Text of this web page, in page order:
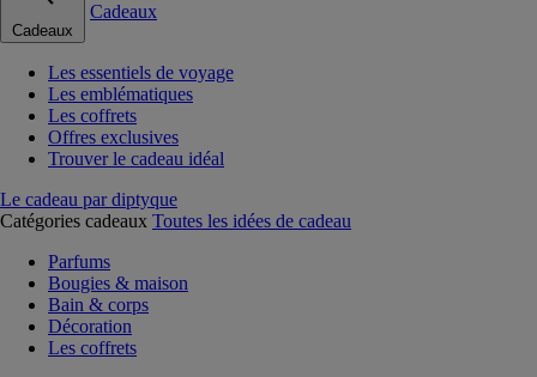
Cadeaux
Cadeaux
Les essentiels de voyage
Les emblématiques
Les coffrets
Offres exclusives
Trouver le cadeau idéal
Le cadeau par diptyque
Catégories cadeaux Toutes les idées de cadeau
Parfums
Bougies & maison
Bain & corps
Décoration
Les coffrets